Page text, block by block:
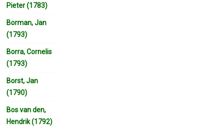
Pieter (1783)
Borman, Jan
(1793)
Borra, Cornelis
(1793)
Borst, Jan
(1790)
Bos van den,
Hendrik (1792)